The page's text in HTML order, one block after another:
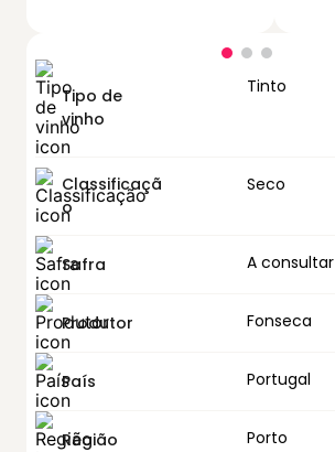
Tipo de
vinho
Tinto
Classificaçã
o
Seco
Safra A consultar
Produtor Fonseca
País Portugal
Região Porto